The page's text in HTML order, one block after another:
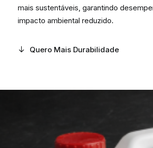
mais sustentáveis, garantindo
impacto ambiental reduzido.
Quero Mais Durabilidade